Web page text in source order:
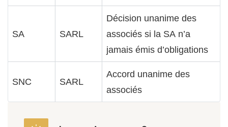
SA SARL
Décision unanime des
associés si la SA n’a
jamais émis d’obligations
SNC SARL
Accord unanime des
associés